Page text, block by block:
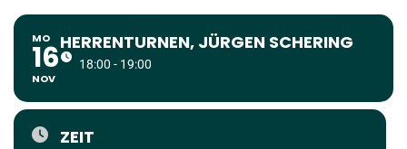
MO
16
NOV
HERRENTURNEN, JÜRGEN SCHERING
18:00 - 19:00
ZEIT